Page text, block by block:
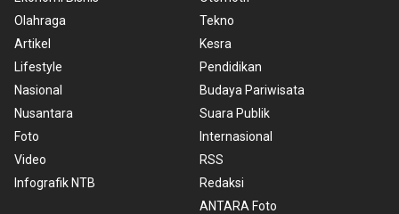
Olahraga
Artikel
Lifestyle
Nasional
Nusantara
Foto
Video
Infografik NTB
Tekno
Kesra
Pendidikan
Budaya Pariwisata
Suara Publik
Internasional
RSS
Redaksi
ANTARA Foto